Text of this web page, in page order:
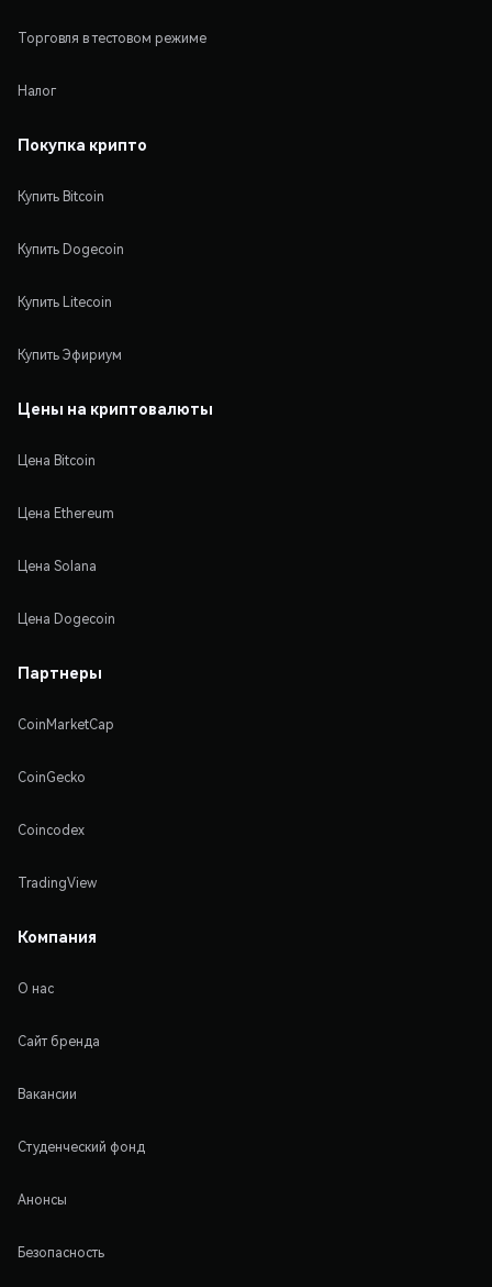
Торговля в тестовом режиме
Налог
Покупка крипто
Купить Bitcoin
Купить Dogecoin
Купить Litecoin
Купить Эфириум
Цены на криптовалюты
Цена Bitcoin
Цена Ethereum
Цена Solana
Цена Dogecoin
Партнеры
CoinMarketCap
CoinGecko
Coincodex
TradingView
Компания
О нас
Сайт бренда
Вакансии
Студенческий фонд
Анонсы
Безопасность